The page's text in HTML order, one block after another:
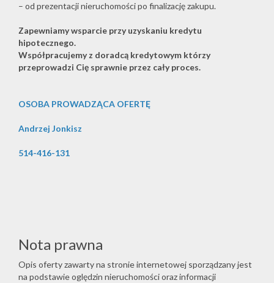
– od prezentacji nieruchomości po finalizację zakupu.
Zapewniamy wsparcie przy uzyskaniu kredytu
hipotecznego.
Współpracujemy z doradcą kredytowym którzy
przeprowadzi Cię sprawnie przez cały proces.
OSOBA PROWADZĄCA OFERTĘ
Andrzej Jonkisz
514-416-131
Nota prawna
Opis oferty zawarty na stronie internetowej sporządzany jest
na podstawie oględzin nieruchomości oraz informacji